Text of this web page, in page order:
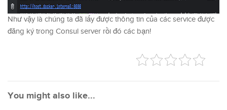
Như vậy là chúng ta đã lấy được thông tin của các service được
đăng ký trong Consul server rồi đó các bạn!
You might also like...